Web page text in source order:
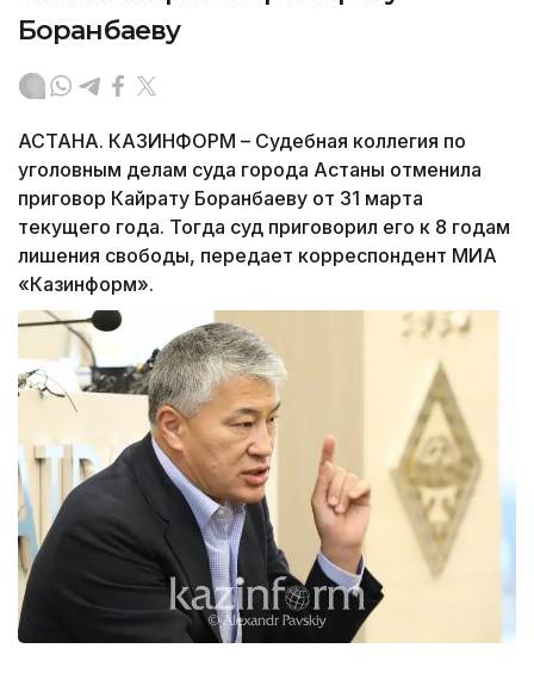
Боранбаеву
АСТАНА. КАЗИНФОРМ – Судебная коллегия по
уголовным делам суда города Астаны отменила
приговор Кайрату Боранбаеву от 31 марта
текущего года. Тогда суд приговорил его к 8 годам
лишения свободы, передает корреспондент МИА
«Казинформ».